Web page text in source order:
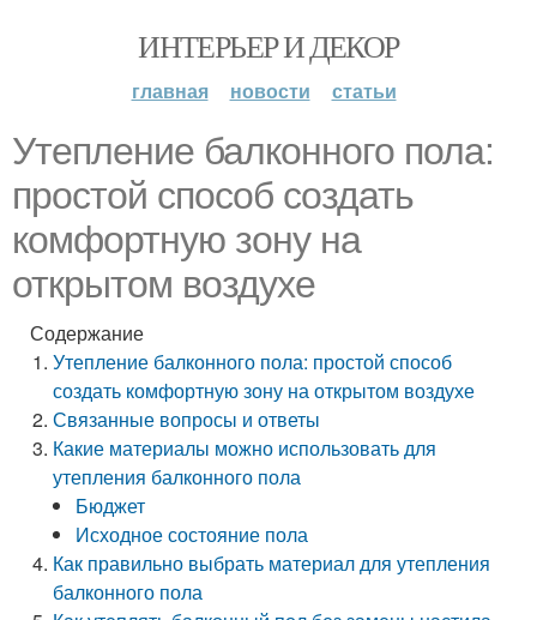
ИНТЕРЬЕР И ДЕКОР
главная новости статьи
Утепление балконного пола:
простой способ создать
комфортную зону на
открытом воздухе
Содержание
Утепление балконного пола: простой способ
создать комфортную зону на открытом воздухе
Связанные вопросы и ответы
Какие материалы можно использовать для
утепления балконного пола
Бюджет
Исходное состояние пола
Как правильно выбрать материал для утепления
балконного пола